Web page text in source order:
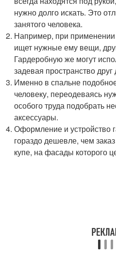
нужно долго искать. Это
занятого человека.
Например, при
ищет нужные ему вещи,
Гардеробную же могут
задевая пространство друг
Именно в спальне
человеку, переодеваясь
особого труда подобрать
аксессуары.
Оформление и устройство
гораздо дешевле, чем
купе, на фасады которого